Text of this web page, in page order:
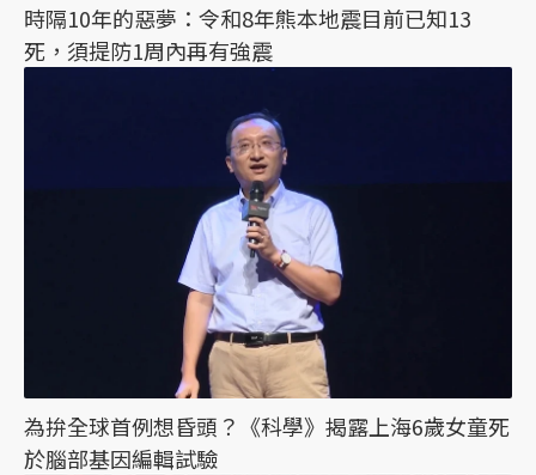
時隔10年的惡夢：令和8年熊本地震目前已知13
死，須提防1周內再有強震
為拚全球首例想昏頭？《科學》揭露上海6歲女童死
於腦部基因編輯試驗